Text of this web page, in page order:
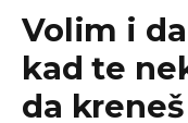
Volim i
kad te
da